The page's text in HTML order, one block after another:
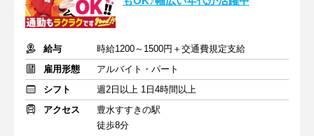
給与
時給1200～1500円＋交通費規定支給
雇用形態
アルバイト・パート
シフト
週2日以上 1日4時間以上
アクセス
豊水すすきの駅
徒歩8分